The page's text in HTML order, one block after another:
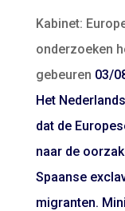
Kabinet:
onderzoeken
gebeuren 03/
Het
dat de
naar de
Spaanse
migranten.